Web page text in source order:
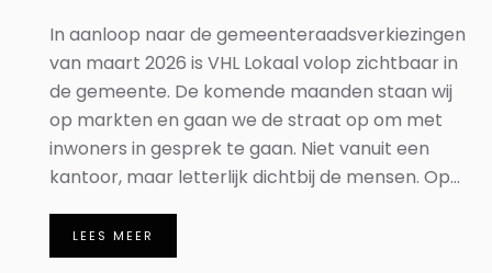
In aanloop naar de gemeenteraadsverkiezingen
van maart 2026 is VHL Lokaal volop zichtbaar in
de gemeente. De komende maanden staan wij
op markten en gaan we de straat op om met
inwoners in gesprek te gaan. Niet vanuit een
kantoor, maar letterlijk dichtbij de mensen. Op...
LEES MEER